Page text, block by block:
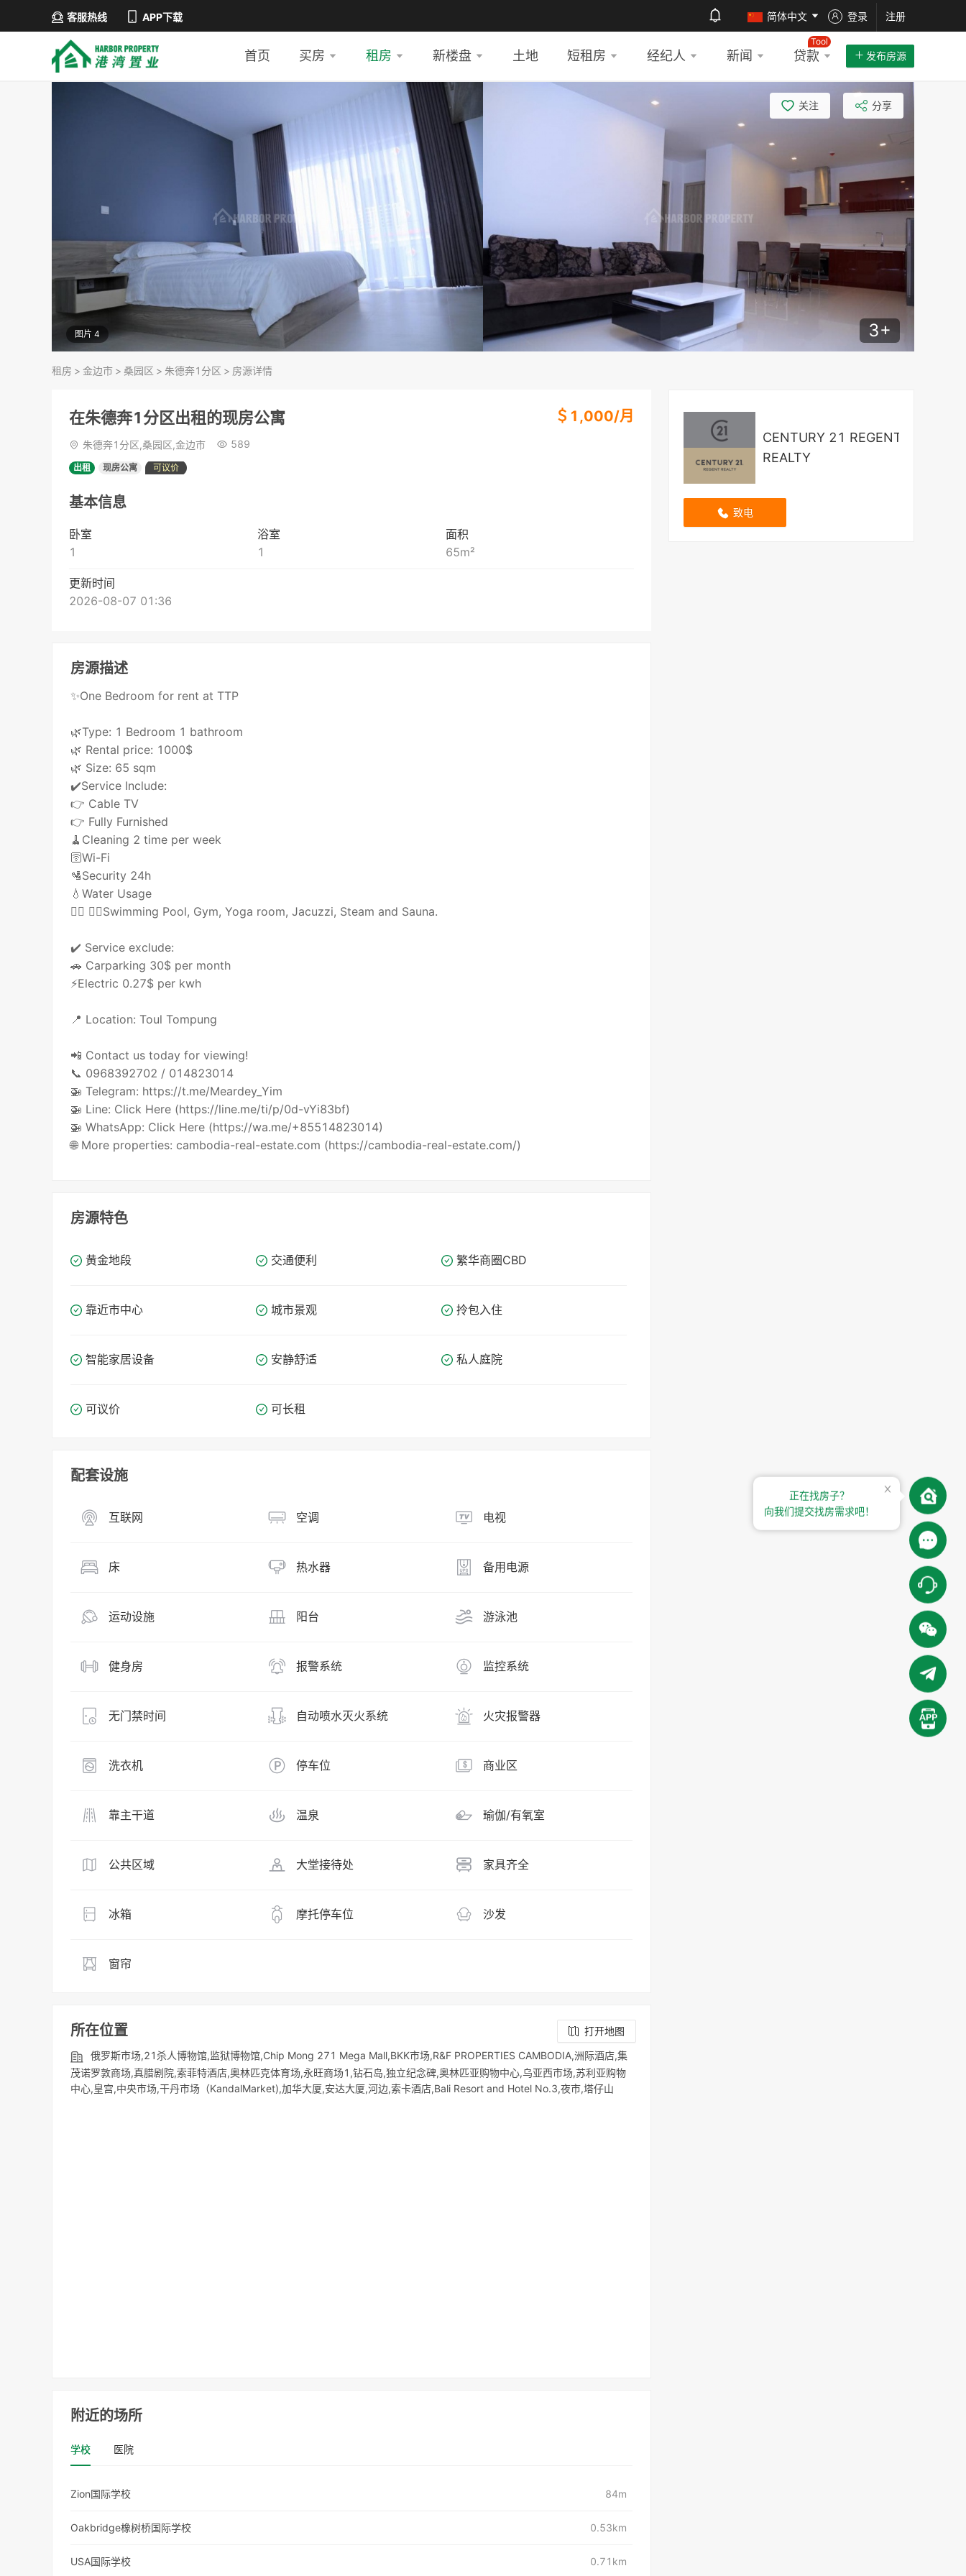
客服热线 APP下载 简体中文 登录 注册
首页 买房 租房 新楼盘 土地 短租房 经纪人 新闻 贷款
Tool
发布房源
图片 4 3+
关注 分享
租房 > 金边市 > 桑园区 > 朱德奔1分区 > 房源详情
CENTURY 21 REGENT
REALTY
致电
在朱德奔1分区出租的现房公寓 ＄ 1,000/月
朱德奔1分区,桑园区,金边市 589
出租 现房公寓 可议价
基本信息
卧室
1
浴室
1
面积
65m²
更新时间
2026-08-07 01:36
房源描述
✨One Bedroom for rent at TTP
🌿Type: 1 Bedroom 1 bathroom
🌿 Rental price: 1000$
🌿 Size: 65 sqm
✔️Service Include:
👉 Cable TV
👉 Fully Furnished
🧹Cleaning 2 time per week
🛜Wi-Fi
🛂Security 24h
💧Water Usage
🏊‍♂️ 🏋️‍♀️Swimming Pool, Gym, Yoga room, Jacuzzi, Steam and Sauna.
✔️ Service exclude:
🚗 Carparking 30$ per month
⚡️Electric 0.27$ per kwh
📍 Location: Toul Tompung
📲 Contact us today for viewing!
📞 0968392702 / 014823014
🚁 Telegram: https://t.me/Meardey_Yim
🚁 Line: Click Here (https://line.me/ti/p/0d-vYi83bf)
🚁 WhatsApp: Click Here (https://wa.me/+85514823014)
🌐 More properties: cambodia-real-estate.com (https://cambodia-real-estate.com/)
房源特色
黄金地段 交通便利 繁华商圈​​CBD
靠近市中心 城市景观 拎包入住
智能家居设备 安静舒适 私人庭院
可议价 可长租
配套设施
互联网 空调 电视
床 热水器 备用电源
运动设施 阳台 游泳池
健身房 报警系统 监控系统
无门禁时间 自动喷水灭火系统 火灾报警器
洗衣机 停车位 商业区
靠主干道 温泉 瑜伽/有氧室
公共区域 大堂接待处 家具齐全
冰箱 摩托停车位 沙发
窗帘
所在位置
打开地图
俄罗斯市场,21杀人博物馆,监狱博物馆,Chip Mong 271 Mega Mall,BKK市场,R&F PROPERTIES CAMBODIA,洲际酒店,集
茂诺罗敦商场,真腊剧院,索菲特酒店,奥林匹克体育场,永旺商场1,钻石岛,独立纪念碑,奥林匹亚购物中心,乌亚西市场,苏利亚购物
中心,皇宫,中央市场,干丹市场（KandalMarket),加华大厦,安达大厦,河边,索卡酒店,Bali Resort and Hotel No.3,夜市,塔仔山
附近的场所
学校 医院
Zion国际学校 84m
Oakbridge橡树桥国际学校 0.53km
USA国际学校 0.71km
正在找房子？
向我们提交找房需求吧！